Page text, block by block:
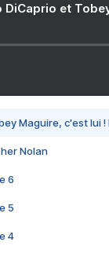
DiCaprio et
Maguire, c'est lui
Nolan
6
5
4